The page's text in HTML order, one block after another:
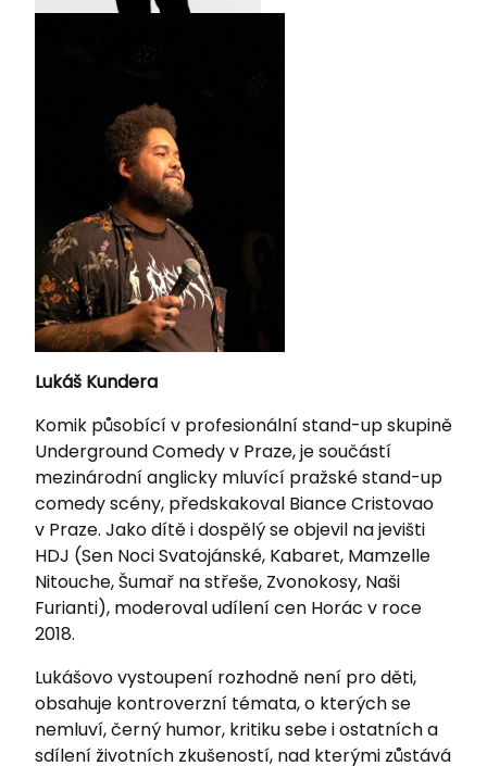
Lukáš Kundera
Komik působící v profesionální stand-up skupině
Underground Comedy v Praze, je součástí
mezinárodní anglicky mluvící pražské stand-up
comedy scény, předskakoval Biance Cristovao
v Praze. Jako dítě i dospělý se objevil na jevišti
HDJ (Sen Noci Svatojánské, Kabaret, Mamzelle
Nitouche, Šumař na střeše, Zvonokosy, Naši
Furianti), moderoval udílení cen Horác v roce
2018.
Lukášovo vystoupení rozhodně není pro děti,
obsahuje kontroverzní témata, o kterých se
nemluví, černý humor, kritiku sebe i ostatních a
sdílení životních zkušeností, nad kterými zůstává